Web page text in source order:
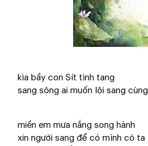
kìa bầy con Sít tình tang
sang sông ai muốn lội sang
miền em mưa nắng song hành
xin người sang để có mình có ta